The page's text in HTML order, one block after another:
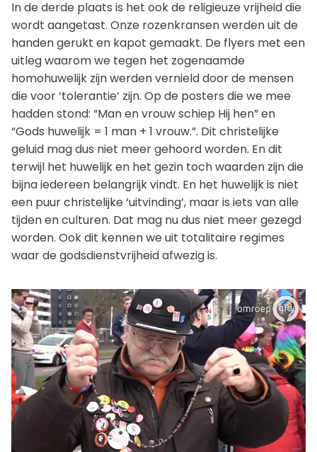
In de derde plaats is het ook de religieuze vrijheid die
wordt aangetast. Onze rozenkransen werden uit de
handen gerukt en kapot gemaakt. De flyers met een
uitleg waarom we tegen het zogenaamde
homohuwelijk zijn werden vernield door de mensen
die voor ‘tolerantie’ zijn. Op de posters die we mee
hadden stond: “Man en vrouw schiep Hij hen” en
“Gods huwelijk = 1 man + 1 vrouw.”. Dit christelijke
geluid mag dus niet meer gehoord worden. En dit
terwijl het huwelijk en het gezin toch waarden zijn die
bijna iedereen belangrijk vindt. En het huwelijk is niet
een puur christelijke ‘uitvinding’, maar is iets van alle
tijden en culturen. Dat mag nu dus niet meer gezegd
worden. Ook dit kennen we uit totalitaire regimes
waar de godsdienstvrijheid afwezig is.